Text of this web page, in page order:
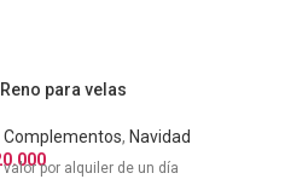
para velas
Complementos, Navidad
por alquiler de un día